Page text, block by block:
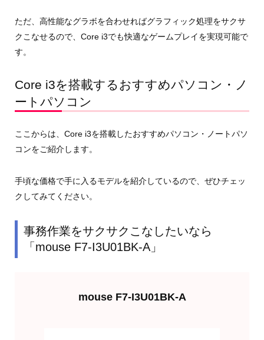
ただ、高性能なグラボを合わせればグラフィック処理をサクサ
クこなせるので、Core i3でも快適なゲームプレイを実現可能で
す。
Core i3を搭載するおすすめパソコン・ノ
ートパソコン
ここからは、Core i3を搭載したおすすめパソコン・ノートパソ
コンをご紹介します。
手頃な価格で手に入るモデルを紹介しているので、ぜひチェッ
クしてみてください。
事務作業をサクサクこなしたいなら
「mouse F7-I3U01BK-A」
mouse F7-I3U01BK-A